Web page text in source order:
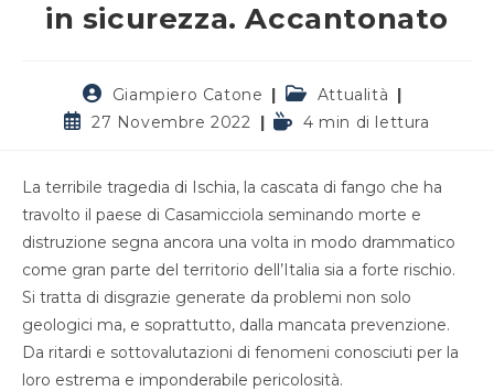
in sicurezza. Accantonato
Autore
dell'articolo:
Giampiero Catone
Categoria
dell'articolo:
Attualità
Articolo
27 Novembre 2022
Tempo4 min di lettura
La terribile tragedia di Ischia, la cascata di fango che ha
travolto il paese di Casamicciola seminando morte e
distruzione segna ancora una volta in modo drammatico
come gran parte del territorio dell’Italia sia a forte rischio.
Si tratta di disgrazie generate da problemi non solo
geologici ma, e soprattutto, dalla mancata prevenzione.
Da ritardi e sottovalutazioni di fenomeni conosciuti per la
loro estrema e imponderabile pericolosità.